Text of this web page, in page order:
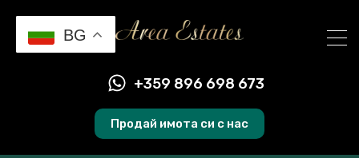
+359 896 698 673
Продай имота си с нас
BG